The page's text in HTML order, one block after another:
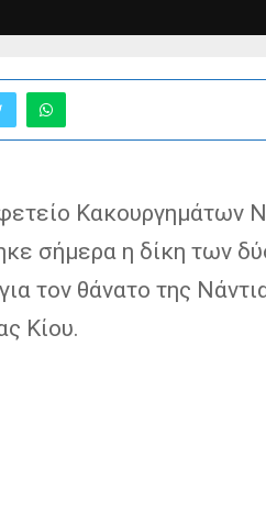
Κακουργημάτων
σήμερα η δίκη των
τον θάνατο της
Κίου.